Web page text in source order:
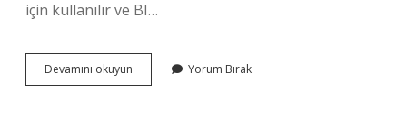
için kullanılır ve BI…
Devamını okuyun
Büküm
Yorum Bırak